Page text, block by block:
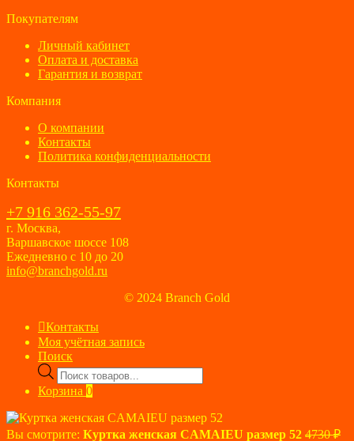
Покупателям
Личный кабинет
Оплата и доставка
Гарантия и возврат
Компания
О компании
Контакты
Политика конфиденциальности
Контакты
+7 916 362-55-97
г. Москва,
Варшавское шоссе 108
Ежедневно с 10 до 20
info@branchgold.ru
© 2024 Branch Gold
Контакты
Моя учётная запись
Поиск
Поиск
товаров
Корзина 0
Вы смотрите: Куртка женская CAMAIEU размер 52 4730₽